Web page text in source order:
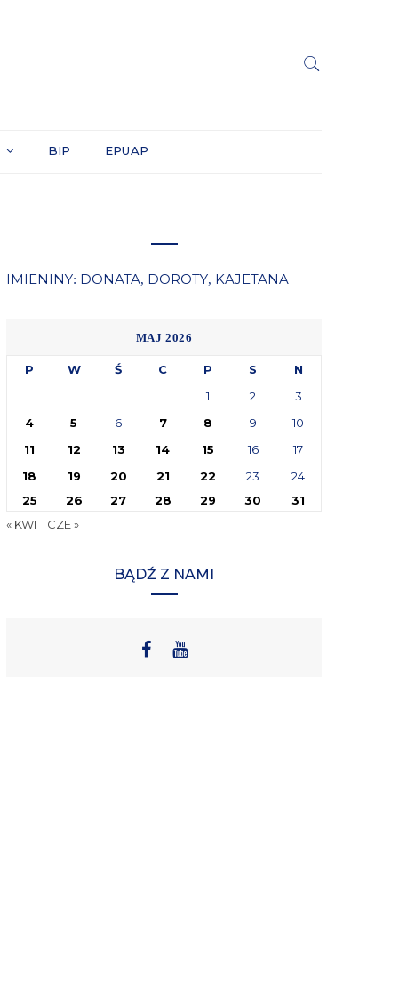
BIP EPUAP
IMIENINY: DONATA, DOROTY, KAJETANA
MAJ 2026
P W Ś C P S
N
1
2
3
4
5 6 7 8 9
10
11
12 13 14 15 16
17
18
19 20 21 22 23
24
25
26 27 28 29 30
31
« KWI
CZE »
BĄDŹ Z NAMI